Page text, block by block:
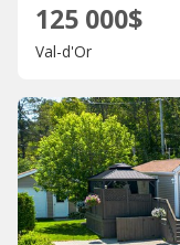
125 000$
Val-d'Or